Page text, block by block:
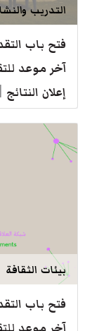
التدريب
فتح باب
آخر موعد
إعلان النتائج
بيئات الثقافة
فتح باب
آخر موعد